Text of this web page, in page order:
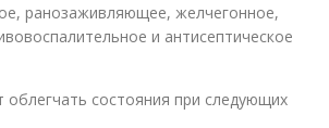
ранозаживляющее, желчегонное,
и антисептическое
состояния при следующих